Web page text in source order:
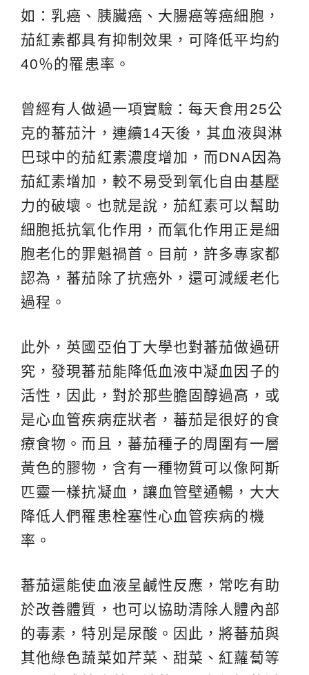
如：乳癌、胰臟癌、大腸癌等癌細胞，
茄紅素都具有抑制效果，可降低平均約
40％的罹患率。
曾經有人做過一項實驗：每天食用25公
克的蕃茄汁，連續14天後，其血液與淋
巴球中的茄紅素濃度增加，而DNA因為
茄紅素增加，較不易受到氧化自由基壓
力的破壞。也就是說，茄紅素可以幫助
細胞抵抗氧化作用，而氧化作用正是細
胞老化的罪魁禍首。目前，許多專家都
認為，蕃茄除了抗癌外，還可減緩老化
過程。
此外，英國亞伯丁大學也對蕃茄做過研
究，發現蕃茄能降低血液中凝血因子的
活性，因此，對於那些膽固醇過高，或
是心血管疾病症狀者，蕃茄是很好的食
療食物。而且，蕃茄種子的周圍有一層
黃色的膠物，含有一種物質可以像阿斯
匹靈一樣抗凝血，讓血管壁通暢，大大
降低人們罹患栓塞性心血管疾病的機
率。
蕃茄還能使血液呈鹹性反應，常吃有助
於改善體質，也可以協助清除人體內部
的毒素，特別是尿酸。因此，將蕃茄與
其他綠色蔬菜如芹菜、甜菜、紅蘿蔔等